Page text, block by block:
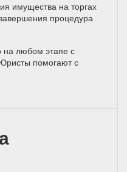
имущества на торгах
процедура
на любом этапе с
помогают с